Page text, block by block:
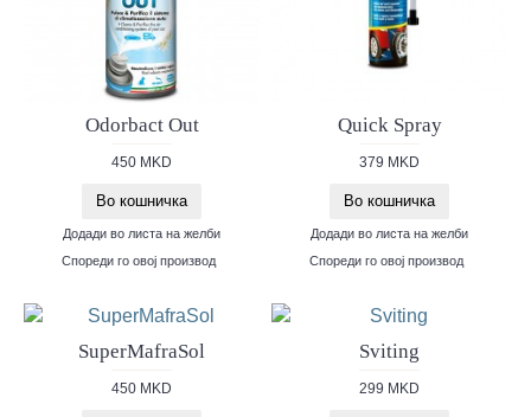
Odorbact Out
450 MKD
Во кошничка
Додади во листа на желби
Спореди го овој производ
Quick Spray
379 MKD
Во кошничка
Додади во листа на желби
Спореди го овој производ
SuperMafraSol
450 MKD
Sviting
299 MKD